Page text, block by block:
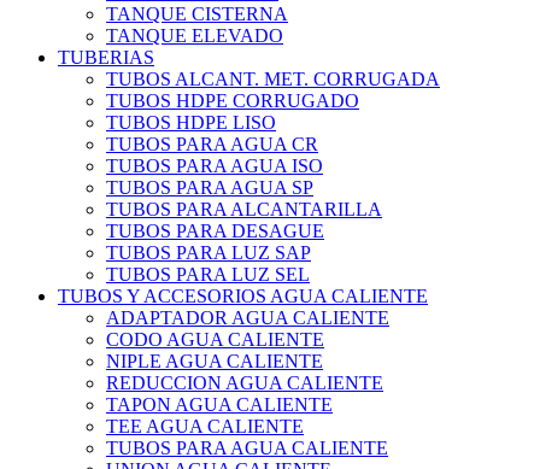
TANQUE CISTERNA
TANQUE ELEVADO
TUBERIAS
TUBOS ALCANT. MET. CORRUGADA
TUBOS HDPE CORRUGADO
TUBOS HDPE LISO
TUBOS PARA AGUA CR
TUBOS PARA AGUA ISO
TUBOS PARA AGUA SP
TUBOS PARA ALCANTARILLA
TUBOS PARA DESAGUE
TUBOS PARA LUZ SAP
TUBOS PARA LUZ SEL
TUBOS Y ACCESORIOS AGUA CALIENTE
ADAPTADOR AGUA CALIENTE
CODO AGUA CALIENTE
NIPLE AGUA CALIENTE
REDUCCION AGUA CALIENTE
TAPON AGUA CALIENTE
TEE AGUA CALIENTE
TUBOS PARA AGUA CALIENTE